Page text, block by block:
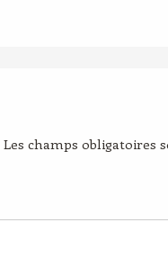
Les champs obligatoires